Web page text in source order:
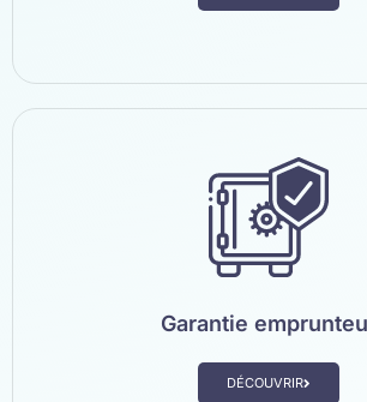
Garantie
DÉCOUVRIR